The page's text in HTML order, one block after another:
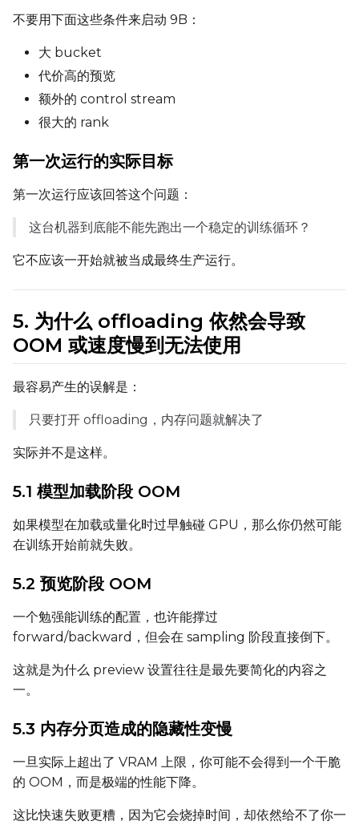
LoRA Scale
Prompt
Seed
不要用下面这些条件来启动 9B：
大 bucket
代价高的预览
额外的 control stream
很大的 rank
第一次运行的实际目标
第一次运行应该回答这个问题：
这台机器到底能不能先跑出一个稳定的训练循环？
它不应该一开始就被当成最终生产运行。
5. 为什么 offloading 依然会导致
OOM 或速度慢到无法使用
最容易产生的误解是：
只要打开 offloading，内存问题就解决了
实际并不是这样。
5.1 模型加载阶段 OOM
如果模型在加载或量化时过早触碰 GPU，那么你仍然可能
在训练开始前就失败。
5.2 预览阶段 OOM
一个勉强能训练的配置，也许能撑过
forward/backward，但会在 sampling 阶段直接倒下。
这就是为什么 preview 设置往往是最先要简化的内容之
一。
5.3 内存分页造成的隐藏性变慢
一旦实际上超出了 VRAM 上限，你可能不会得到一个干脆
的 OOM，而是极端的性能下降。
这比快速失败更糟，因为它会烧掉时间，却依然给不了你一